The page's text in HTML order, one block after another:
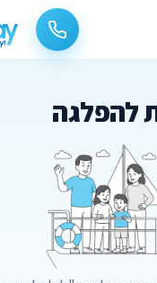
להפלגה